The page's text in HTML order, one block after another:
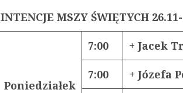
INTENCJE MSZY ŚWIĘTYCH
Poniedziałek
7:00 + Jacek
7:00 + Józefa